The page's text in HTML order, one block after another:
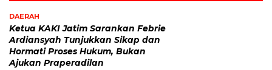
DAERAH
Ketua KAKI Jatim Sarankan Febrie
Ardiansyah Tunjukkan Sikap dan
Hormati Proses Hukum, Bukan
Ajukan Praperadilan